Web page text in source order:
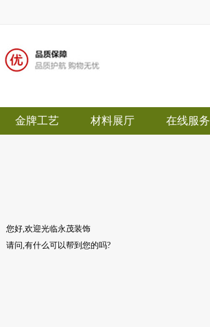
金牌工艺 材料展厅 在线服务
您好,欢迎光临永茂装饰
请问,有什么可以帮到您的吗?